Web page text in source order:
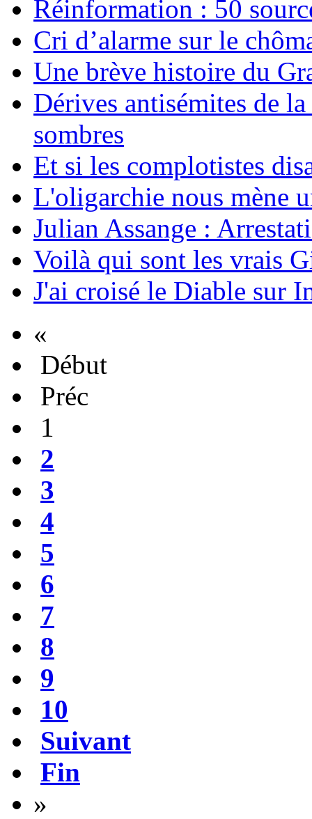
Réinformation : 50
Cri d’alarme sur le
Une brève histoire du
Dérives antisémites de
sombres
Et si les complotistes
L'oligarchie nous mène
Julian Assange :
Voilà qui sont les vrais
J'ai croisé le Diable sur
«
Début
Préc
1
2
3
4
5
6
7
8
9
10
Suivant
Fin
»